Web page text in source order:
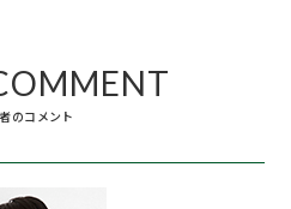
のコメント